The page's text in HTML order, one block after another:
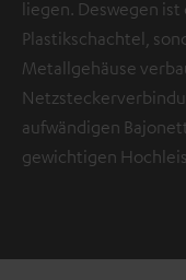
liegen. Deswegen ist
Plastikschachtel,
Metallgehäuse
aufwändigen
gewichtigen